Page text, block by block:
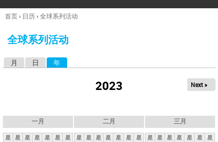
你
这
首页› 日历›全球系列活动
全球系列活动
月 日 年
2023 Next »
一月
星 星 星 星 星 星
星
二月
星 星 星 星 星 星 星
三月
星 星 星 星 星 星 星